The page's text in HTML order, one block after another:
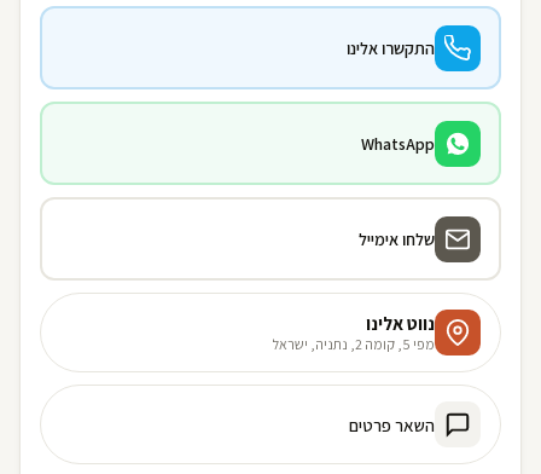
התקשרו אלינו
WhatsApp
שלחו אימייל
נווט אלינו
מפי 5, קומה 2, נתניה, ישראל
השאר פרטים